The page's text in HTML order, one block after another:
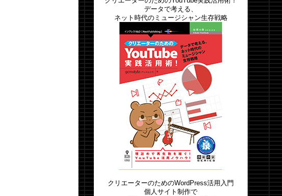
データで考える、
ネット時代のミュージシャン生存戦略
クリエーターのためのWordPress活用入門
個人サイト制作で